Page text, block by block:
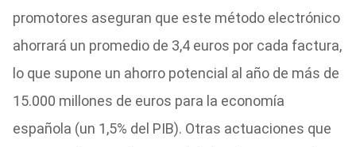
promotores aseguran que este método electrónico
ahorrará un promedio de 3,4 euros por cada factura,
lo que supone un ahorro potencial al año de más de
15.000 millones de euros para la economía
española (un 1,5% del PIB). Otras actuaciones que